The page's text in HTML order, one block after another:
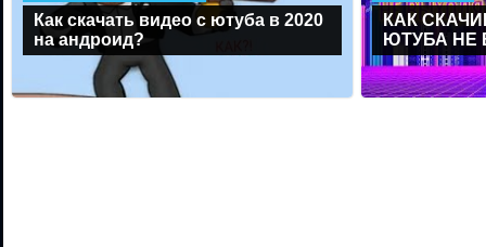
Как скачать видео с ютуба в 2020
на андроид?
КАК
ЮТУБА НЕ